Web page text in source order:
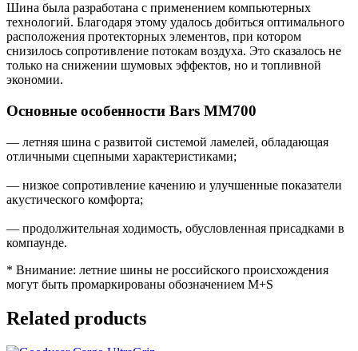
Шина была разработана с применением компьютерных
технологий. Благодаря этому удалось добиться оптимального
расположения протекторных элементов, при котором
снизилось сопротивление потокам воздуха. Это сказалось не
только на снижении шумовых эффектов, но и топливной
экономии.
Основные особенности Bars MM700
— летняя шина с развитой системой ламелей, обладающая
отличными сцепными характеристиками;
— низкое сопротивление качению и улучшенные показатели
акустического комфорта;
— продолжительная ходимость, обусловленная присадками в
компаунде.
* Внимание: летние шины не российского происхождения
могут быть промаркированы обозначением M+S
Related products